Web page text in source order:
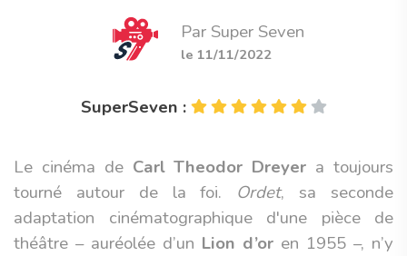
Par Super Seven
le 11/11/2022
SuperSeven :
Le cinéma de Carl Theodor Dreyer a toujours
tourné autour de la foi. Ordet, sa seconde
adaptation cinématographique d'une pièce de
théâtre – auréolée d’un Lion d’or en 1955 –, n’y